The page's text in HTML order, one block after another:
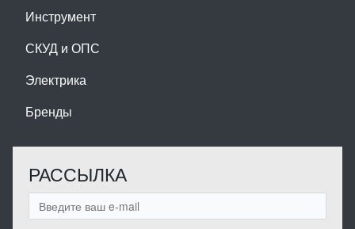
Инструмент
СКУД и ОПС
Электрика
Бренды
РАССЫЛКА